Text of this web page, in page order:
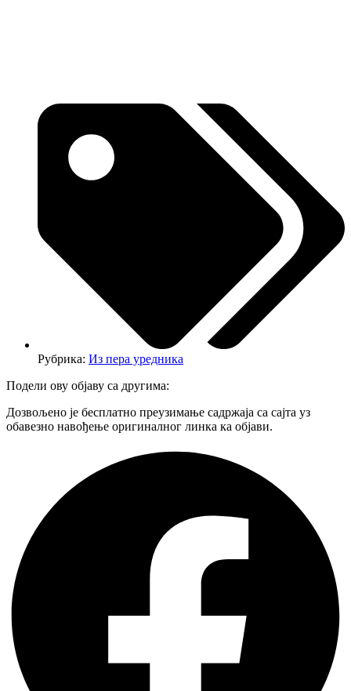
Рубрика: Из пера уредника
Подели ову објаву са другима:
Дозвољено је бесплатно преузимање садржаја са сајта уз
обавезно навођење оригиналног линка ка објави.